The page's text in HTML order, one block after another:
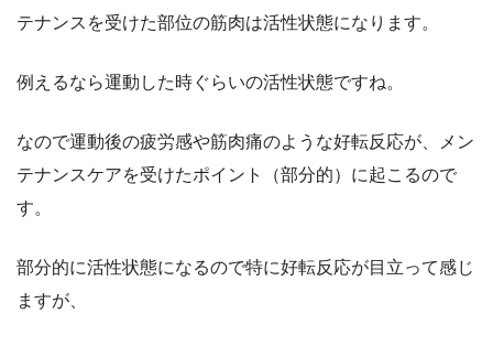
テナンスを受けた部位の筋肉は活性状態になります。
例えるなら運動した時ぐらいの活性状態ですね。
なので運動後の疲労感や筋肉痛のような好転反応が、メン
テナンスケアを受けたポイント（部分的）に起こるので
す。
部分的に活性状態になるので特に好転反応が目立って感じ
ますが、